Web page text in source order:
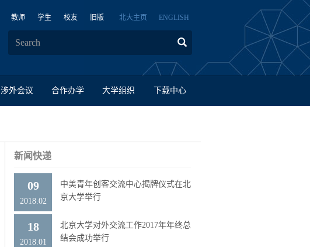
教师 学生 校友 旧版 北大主页 ENGLISH
涉外会议 合作办学 大学组织 下载中心
新闻快递
09
2018.02
中美青年创客交流中心揭牌仪式在北
京大学举行
18
2018.01
北京大学对外交流工作2017年年终总
结会成功举行